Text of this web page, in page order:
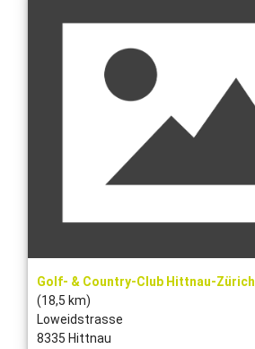
Golf- & Country-Club Hittnau-Zürich
(18,5 km)
Loweidstrasse
8335 Hittnau